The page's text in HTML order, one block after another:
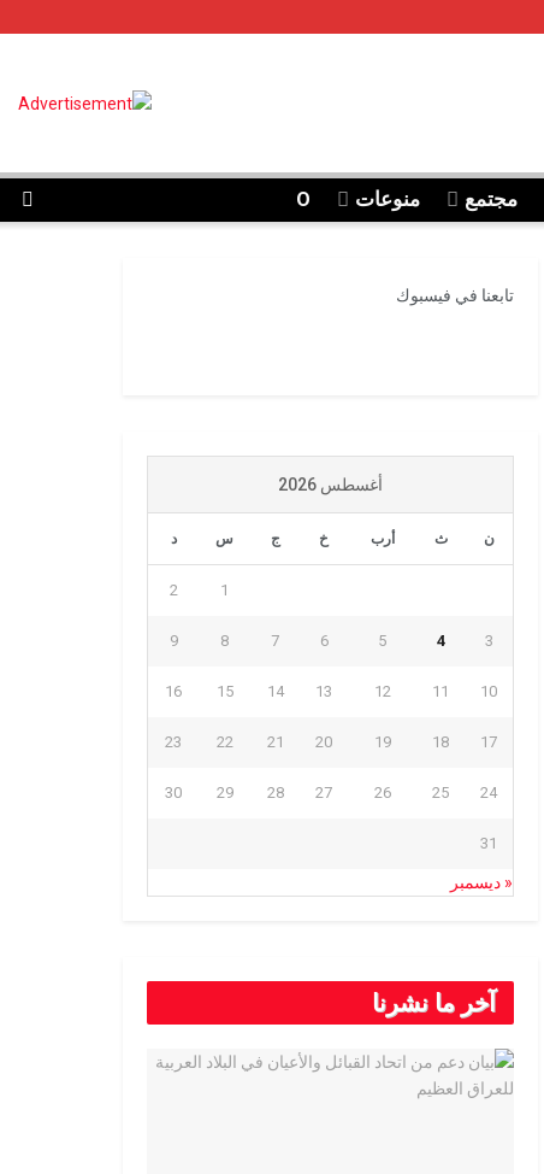
مجتمع منوعات O
تابعنا في فيسبوك
أغسطس 2026
ن ث أرب خ ج س د
1
2
3
4
5
6
7
8
9
10
11
12
13
14
15
16
17
18
19
20
21
22
23
24
25
26
27
28
29
30
31
« ديسمبر
آخر ما نشرنا